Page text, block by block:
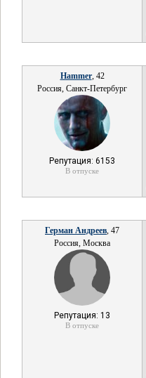
Hammer, 42
Россия, Санкт-Петербург
Репутация: 6153
В отпуске
Герман Андреев, 47
Россия, Москва
Репутация: 13
В отпуске